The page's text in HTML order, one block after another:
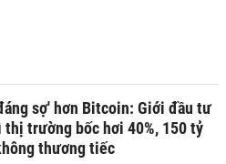
sợ' hơn Bitcoin: Giới đầu tư
thị trường bốc hơi 40%, 150 tỷ
thương tiếc